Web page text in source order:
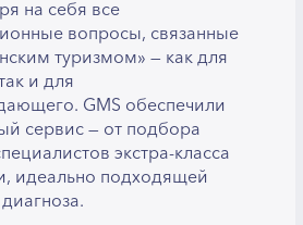
на себя все
вопросы, связанные
туризмом» — как для
и для
GMS обеспечили
сервис — от подбора
экстра-класса
идеально подходящей